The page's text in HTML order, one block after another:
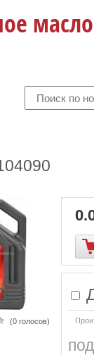
масло
(0 голосов)